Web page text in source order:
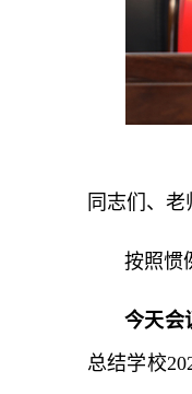
同志们、老
按照惯
今天会
总结学校